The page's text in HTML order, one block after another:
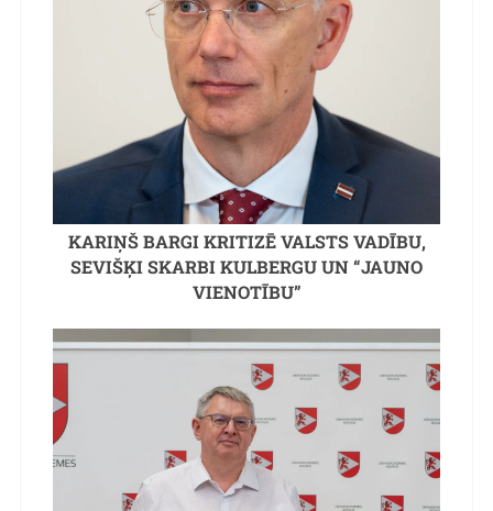
KARIŅŠ BARGI KRITIZĒ VALSTS VADĪBU,
SEVIŠĶI SKARBI KULBERGU UN “JAUNO
VIENOTĪBU”